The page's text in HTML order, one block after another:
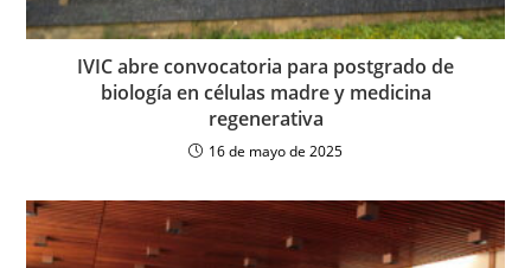
IVIC abre convocatoria para postgrado de
biología en células madre y medicina
regenerativa
16 de mayo de 2025